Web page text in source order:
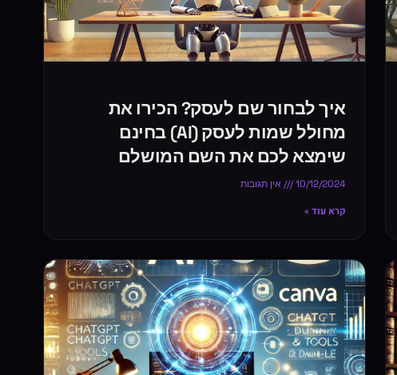
איך לבחור שם לעסק? הכירו את
מחולל שמות לעסק (AI) בחינם
שימצא לכם את השם המושלם
10/12/2024 אין תגובות
קרא עוד »